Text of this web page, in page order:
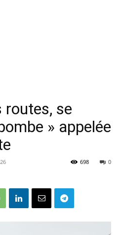
routes, se
» appelée
0
698